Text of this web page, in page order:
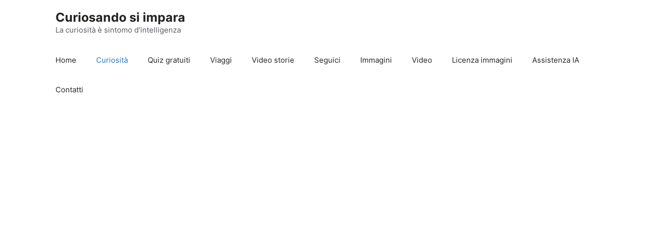
Curiosando si impara
La curiosità è sintomo d'intelligenza
Home Curiosità Quiz gratuiti Viaggi Video storie Seguici Immagini Video Licenza immagini Assistenza IA
Contatti